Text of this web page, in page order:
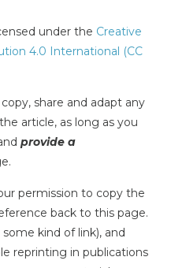
under the Creative
4.0 International (CC
share and adapt any
article, as long as you
provide a
permission to copy the
back to this page.
kind of link), and
reprinting in publications